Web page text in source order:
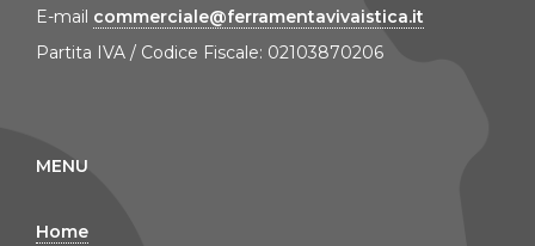
E-mail commerciale@ferramentavivaistica.it
Partita IVA / Codice Fiscale: 02103870206
MENU
Home